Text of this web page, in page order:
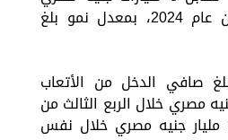
خلال نفس الفترة من عام 2024، بمعدل نمو بلغ
صافي الدخل من الأتعاب
1.3 مليار جنيه مصري خلال الربع الثالث من
عام 2025، مقابل 1.2 مليار جنيه مصري خلال نفس